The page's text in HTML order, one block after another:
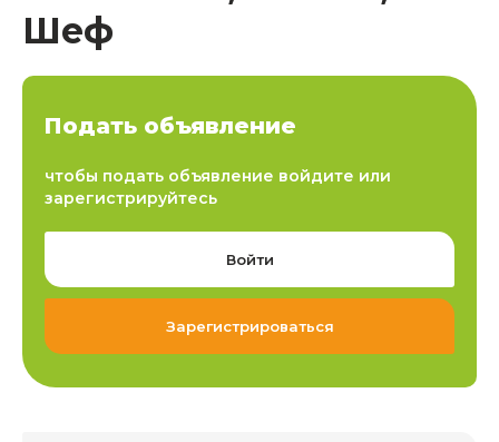
Шеф
Подать объявление
чтобы подать объявление войдите или
зарегистрируйтесь
Войти
Зарегистрироваться